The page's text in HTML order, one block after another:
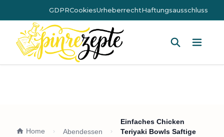
GDPRCookiesUrheberrechtHaftungsausschluss
Home Abendessen
Einfaches Chicken
Teriyaki Bowls Saftige